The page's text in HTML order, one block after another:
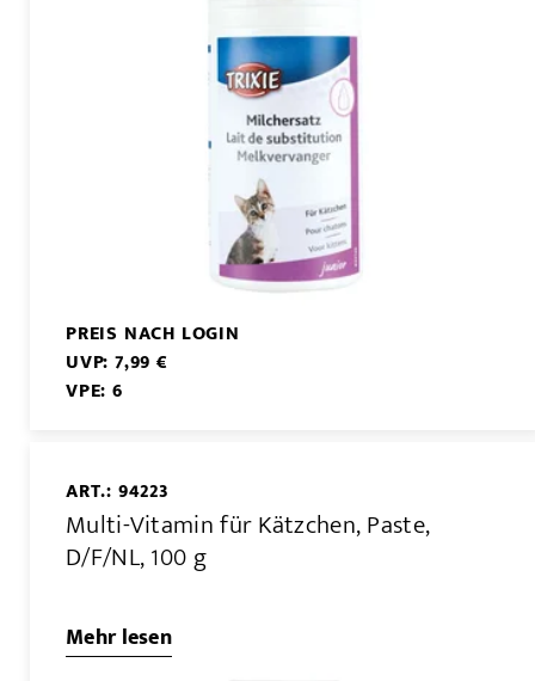
PREIS NACH LOGIN
UVP: 7,99 €
VPE: 6
ART.: 94223
Multi-Vitamin für Kätzchen, Paste,
D/F/NL, 100 g
Mehr lesen